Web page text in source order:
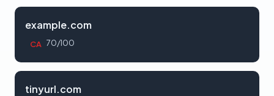
example.com
CA 70/100
tinyurl.com